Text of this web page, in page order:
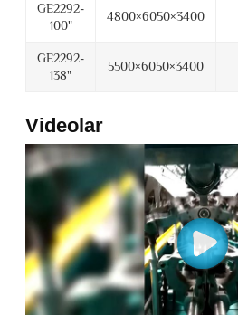
GE2292-
100"
4800×6050×3400
GE2292-
138"
5500×6050×3400
Videolar